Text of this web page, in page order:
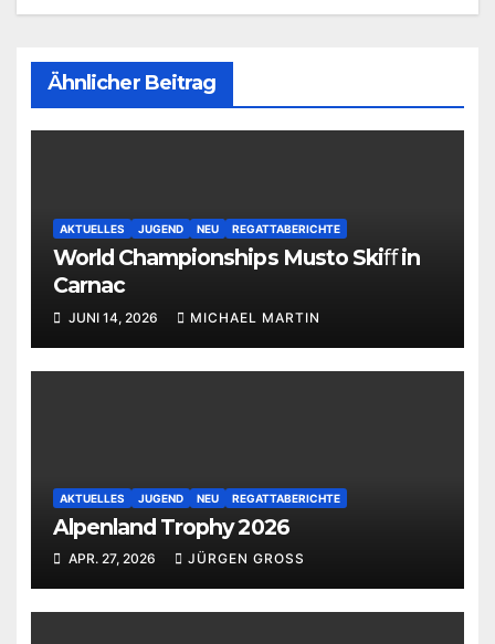
Ähnlicher Beitrag
AKTUELLES JUGEND NEU REGATTABERICHTE
World Championships Musto Skiﬀ in
Carnac
JUNI 14, 2026 MICHAEL MARTIN
AKTUELLES JUGEND NEU REGATTABERICHTE
Alpenland Trophy 2026
APR. 27, 2026 JÜRGEN GROSS